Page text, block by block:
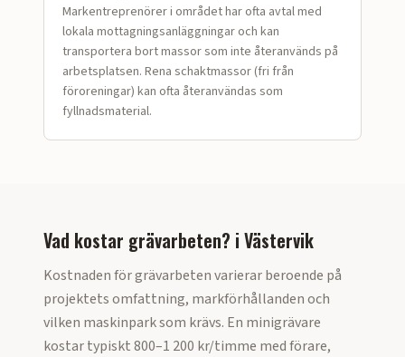
Markentreprenörer i området har ofta avtal med
lokala mottagningsanläggningar och kan
transportera bort massor som inte återanvänds på
arbetsplatsen. Rena schaktmassor (fri från
föroreningar) kan ofta återanvändas som
fyllnadsmaterial.
Vad kostar grävarbeten? i Västervik
Kostnaden för grävarbeten varierar beroende på
projektets omfattning, markförhållanden och
vilken maskinpark som krävs. En minigrävare
kostar typiskt 800–1 200 kr/timme med förare,